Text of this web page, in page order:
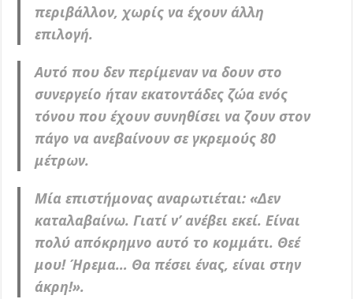
περιβάλλον, χωρίς να έχουν άλλη
επιλογή.
Αυτό που δεν περίμεναν να δουν στο
συνεργείο ήταν εκατοντάδες ζώα ενός
τόνου που έχουν συνηθίσει να ζουν στον
πάγο να ανεβαίνουν σε γκρεμούς 80
μέτρων.
Μία επιστήμονας αναρωτιέται: «Δεν
καταλαβαίνω. Γιατί ν’ ανέβει εκεί. Είναι
πολύ απόκρημνο αυτό το κομμάτι. Θεέ
μου! Ήρεμα… Θα πέσει ένας, είναι στην
άκρη!».